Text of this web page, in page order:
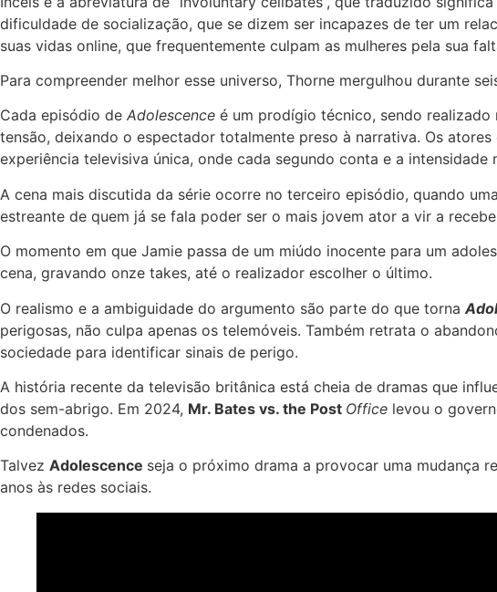
dificuldade de socialização, que se dizem ser incapazes de ter um
suas vidas online, que frequentemente culpam as mulheres pela sua
Para compreender melhor esse universo, Thorne mergulhou durante
Cada episódio de Adolescence é um prodígio técnico, sendo realizado
tensão, deixando o espectador totalmente preso à narrativa. Os
experiência televisiva única, onde cada segundo conta e a intensidade
A cena mais discutida da série ocorre no terceiro episódio, quando
estreante de quem já se fala poder ser o mais jovem ator a vir a
O momento em que Jamie passa de um miúdo inocente para um
cena, gravando onze takes, até o realizador escolher o último.
O realismo e a ambiguidade do argumento são parte do que torna
perigosas, não culpa apenas os telemóveis. Também retrata o
sociedade para identificar sinais de perigo.
A história recente da televisão britânica está cheia de dramas que
dos sem-abrigo. Em 2024, Mr. Bates vs. the Post Office levou o
condenados.
Talvez Adolescence seja o próximo drama a provocar uma mudança
anos às redes sociais.